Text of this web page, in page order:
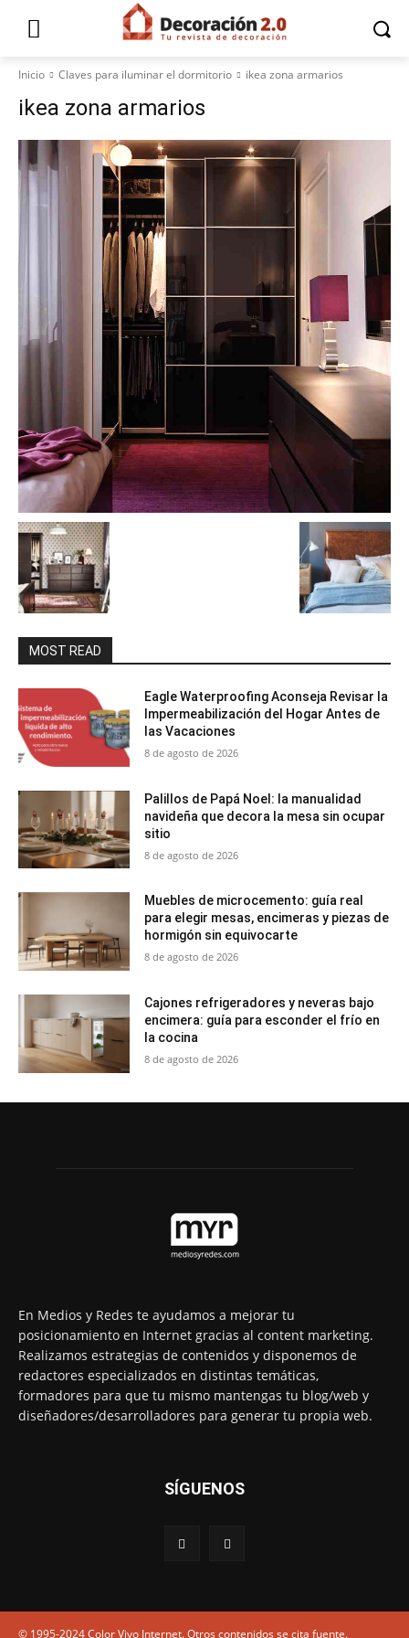
Inicio Claves para iluminar el dormitorio ikea zona armarios
ikea zona armarios
MOST READ
Eagle Waterproofing Aconseja Revisar la
Impermeabilización del Hogar Antes de
las Vacaciones
8 de agosto de 2026
Palillos de Papá Noel: la manualidad
navideña que decora la mesa sin ocupar
sitio
8 de agosto de 2026
Muebles de microcemento: guía real
para elegir mesas, encimeras y piezas de
hormigón sin equivocarte
8 de agosto de 2026
Cajones refrigeradores y neveras bajo
encimera: guía para esconder el frío en
la cocina
8 de agosto de 2026
En Medios y Redes te ayudamos a mejorar tu
posicionamiento en Internet gracias al content marketing.
Realizamos estrategias de contenidos y disponemos de
redactores especializados en distintas temáticas,
formadores para que tu mismo mantengas tu blog/web y
diseñadores/desarrolladores para generar tu propia web.
SÍGUENOS
© 1995-2024 Color Vivo Internet. Otros contenidos se cita fuente.